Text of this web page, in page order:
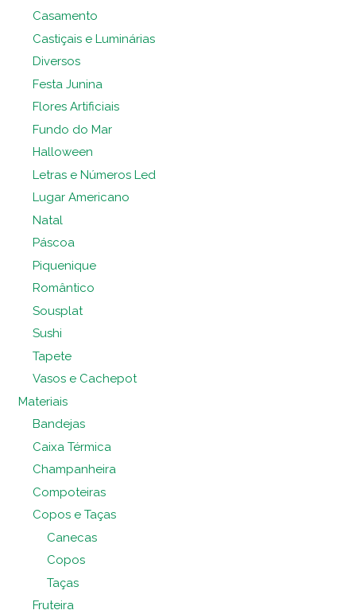
Casamento
Castiçais e Luminárias
Diversos
Festa Junina
Flores Artificiais
Fundo do Mar
Halloween
Letras e Números Led
Lugar Americano
Natal
Páscoa
Piquenique
Romântico
Sousplat
Sushi
Tapete
Vasos e Cachepot
Materiais
Bandejas
Caixa Térmica
Champanheira
Compoteiras
Copos e Taças
Canecas
Copos
Taças
Fruteira